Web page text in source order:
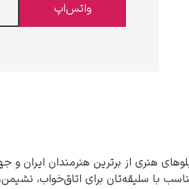
واتس‌اپ
هنری از برترین هنرمندان
با سلیقه‌تان برای اتاق‌خواب،